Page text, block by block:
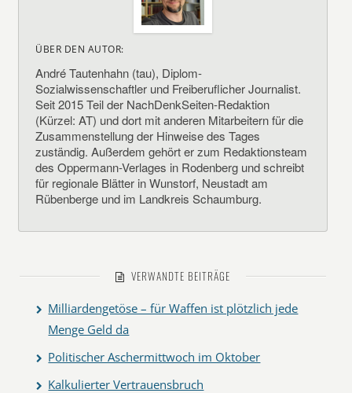
ÜBER DEN AUTOR:
André Tautenhahn (tau), Diplom-
Sozialwissenschaftler und Freiberuflicher Journalist.
Seit 2015 Teil der NachDenkSeiten-Redaktion
(Kürzel: AT) und dort mit anderen Mitarbeitern für die
Zusammenstellung der Hinweise des Tages
zuständig. Außerdem gehört er zum Redaktionsteam
des Oppermann-Verlages in Rodenberg und schreibt
für regionale Blätter in Wunstorf, Neustadt am
Rübenberge und im Landkreis Schaumburg.
VERWANDTE BEITRÄGE
Milliardengetöse – für Waffen ist plötzlich jede
Menge Geld da
Politischer Aschermittwoch im Oktober
Kalkulierter Vertrauensbruch